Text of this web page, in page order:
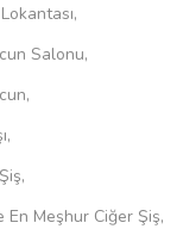
Salonu,
En Meşhur Ciğer Şiş,